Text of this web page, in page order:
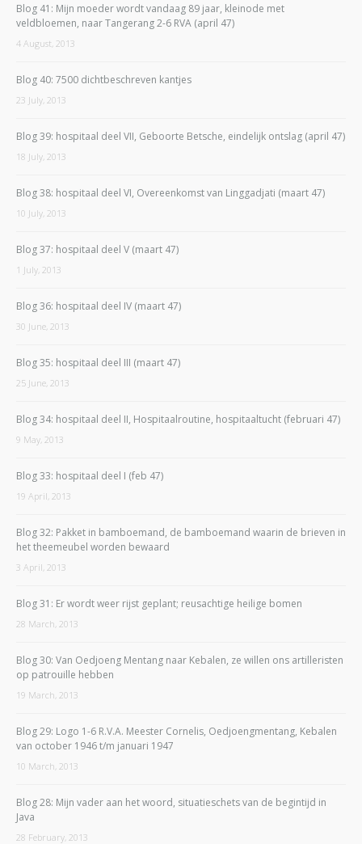
Blog 41: Mijn moeder wordt vandaag 89 jaar, kleinode met
veldbloemen, naar Tangerang 2-6 RVA (april 47)
4 August, 2013
Blog 40: 7500 dichtbeschreven kantjes
23 July, 2013
Blog 39: hospitaal deel VII, Geboorte Betsche, eindelijk ontslag (april 47)
18 July, 2013
Blog 38: hospitaal deel VI, Overeenkomst van Linggadjati (maart 47)
10 July, 2013
Blog 37: hospitaal deel V (maart 47)
1 July, 2013
Blog 36: hospitaal deel IV (maart 47)
30 June, 2013
Blog 35: hospitaal deel III (maart 47)
25 June, 2013
Blog 34: hospitaal deel II, Hospitaalroutine, hospitaaltucht (februari 47)
9 May, 2013
Blog 33: hospitaal deel I (feb 47)
19 April, 2013
Blog 32: Pakket in bamboemand, de bamboemand waarin de brieven in
het theemeubel worden bewaard
3 April, 2013
Blog 31: Er wordt weer rijst geplant; reusachtige heilige bomen
28 March, 2013
Blog 30: Van Oedjoeng Mentang naar Kebalen, ze willen ons artilleristen
op patrouille hebben
19 March, 2013
Blog 29: Logo 1-6 R.V.A. Meester Cornelis, Oedjoengmentang, Kebalen
van october 1946 t/m januari 1947
10 March, 2013
Blog 28: Mijn vader aan het woord, situatieschets van de begintijd in
Java
28 February, 2013